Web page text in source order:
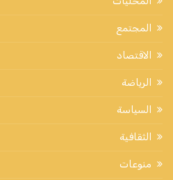
المجتمع
الاقتصاد
الرياضة
السياسة
الثقافية
منوعات